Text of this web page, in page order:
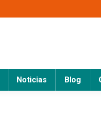
Noticias Blog